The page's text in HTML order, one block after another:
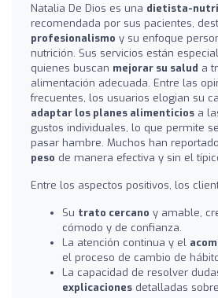
Natalia De Dios es una dietista-
recomendada por sus pacientes,
profesionalismo y su enfoque
nutrición. Sus servicios están
quienes buscan mejorar su salud a
alimentación adecuada. Entre las
frecuentes, los usuarios elogian su
adaptar los planes alimenticios a
gustos individuales, lo que permite
pasar hambre. Muchos han
peso de manera efectiva y sin el
Entre los aspectos positivos, los
Su trato cercano y amable,
cómodo y de confianza.
La atención continua y el
el proceso de cambio de
La capacidad de resolver
explicaciones detalladas